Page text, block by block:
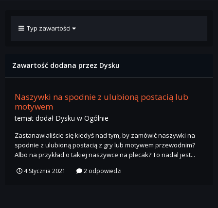
Typ zawartości
Zawartość dodana przez Dysku
Naszywki na spodnie z ulubioną postacią lub
motywem
temat dodał Dysku w Ogólnie
Zastanawialiście się kiedyś nad tym, by zamówić naszywki na
spodnie z ulubioną postacią z gry lub motywem przewodnim?
Albo na przykład o takiej naszywce na plecak? To nadal jest...
4 Stycznia 2021 2 odpowiedzi